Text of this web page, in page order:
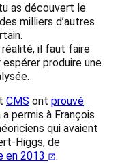
as découvert le
milliers d’autres
réalité, il faut faire
produire une
CMS ont prouvé
a permis à François
qui avaient
Higgs, de
en 2013 .